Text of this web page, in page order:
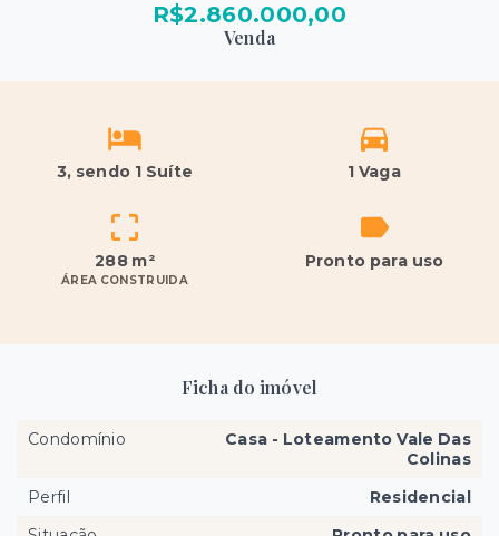
R$2.860.000,00
Venda
3, sendo 1 Suíte 1 Vaga
288 m²
ÁREA CONSTRUIDA
Pronto para uso
Ficha do imóvel
Condomínio
Casa - Loteamento Vale Das
Colinas
Perfil
Residencial